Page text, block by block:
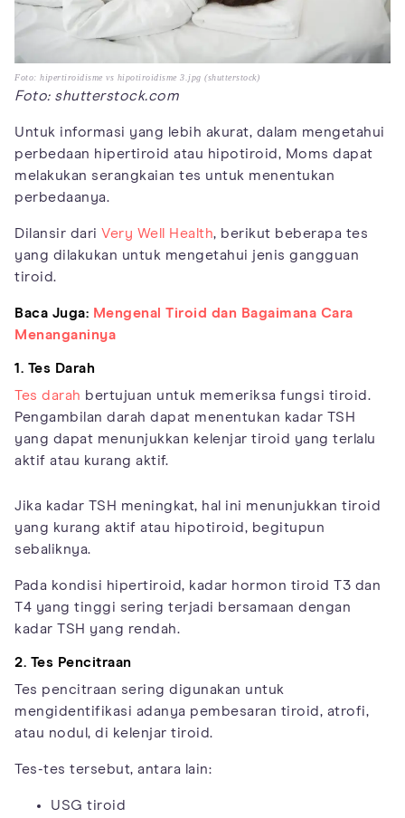
Foto: hipertiroidisme vs hipotiroidisme 3.jpg (shutterstock)
Foto: shutterstock.com
Untuk informasi yang lebih akurat, dalam mengetahui
perbedaan hipertiroid atau hipotiroid, Moms dapat
melakukan serangkaian tes untuk menentukan
perbedaanya.
Dilansir dari Very Well Health, berikut beberapa tes
yang dilakukan untuk mengetahui jenis gangguan
tiroid.
Baca Juga: Mengenal Tiroid dan Bagaimana Cara
Menanganinya
1. Tes Darah
Tes darah bertujuan untuk memeriksa fungsi tiroid.
Pengambilan darah dapat menentukan kadar TSH
yang dapat menunjukkan kelenjar tiroid yang terlalu
aktif atau kurang aktif.
Jika kadar TSH meningkat, hal ini menunjukkan tiroid
yang kurang aktif atau hipotiroid, begitupun
sebaliknya.
Pada kondisi hipertiroid, kadar hormon tiroid T3 dan
T4 yang tinggi sering terjadi bersamaan dengan
kadar TSH yang rendah.
2. Tes Pencitraan
Tes pencitraan sering digunakan untuk
mengidentifikasi adanya pembesaran tiroid, atrofi,
atau nodul, di kelenjar tiroid.
Tes-tes tersebut, antara lain:
USG tiroid